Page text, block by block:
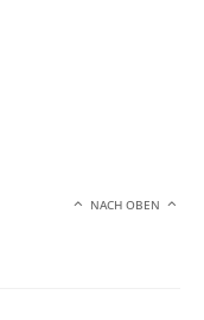
NACH OBEN